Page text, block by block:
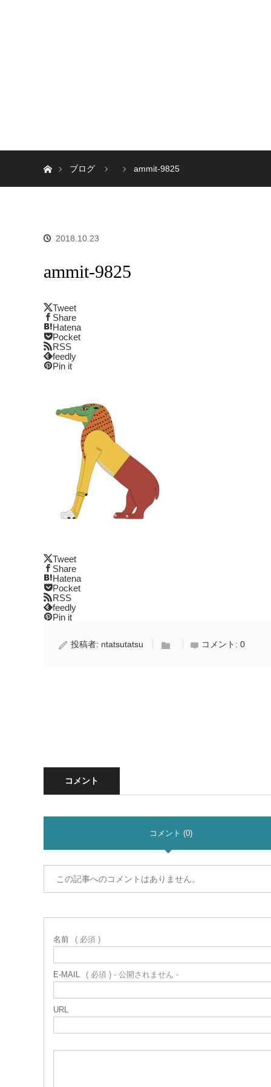
ブログ
ammit-9825
2018.10.23
ammit-9825
Tweet
Share
Hatena
Pocket
RSS
feedly
Pin it
Tweet
Share
Hatena
Pocket
RSS
feedly
Pin it
投稿者: ntatsutatsu コメント: 0
コメント
コメント (0)
この記事へのコメントはありません。
名前 ( 必須 )
E-MAIL ( 必須 ) - 公開されません -
URL